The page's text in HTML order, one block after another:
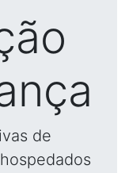
de